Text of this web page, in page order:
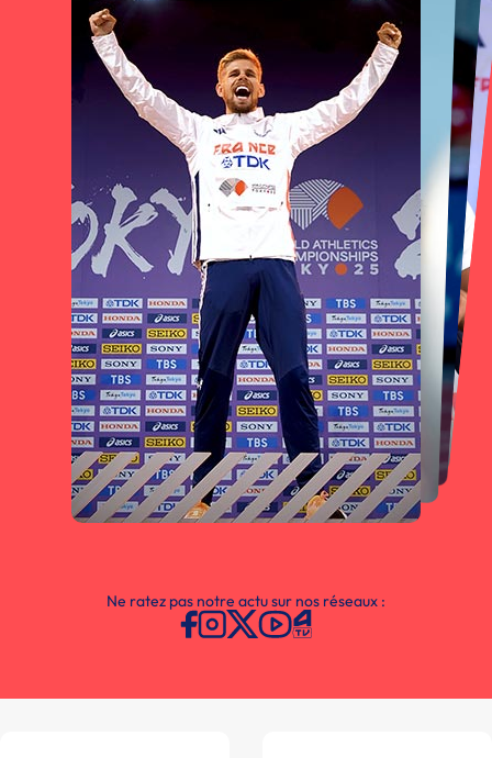
Ne ratez pas notre actu sur nos réseaux :